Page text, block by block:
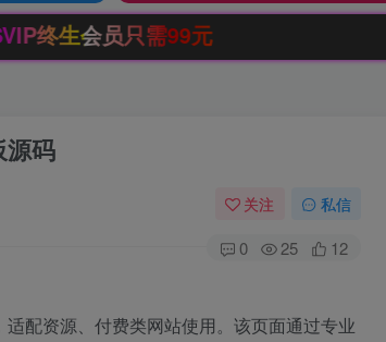
码
关注 私信
0 25 12
配资源、付费类网站使用。该页面通过专业